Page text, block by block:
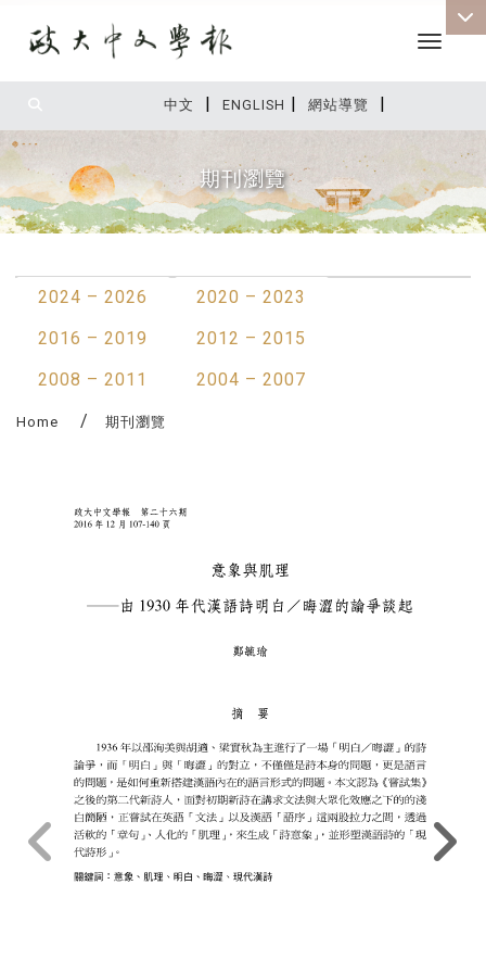
中文 | ENGLISH | 網站導覽 |
Toggle
期刊瀏覽
2024 – 2026
2020 – 2023
2016 – 2019
2012 – 2015
2008 – 2011
2004 – 2007
Home 期刊瀏覽